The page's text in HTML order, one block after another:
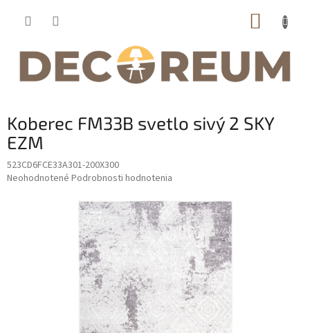
Koberec FM33B svetlo sivý 2 SKY
EZM
523CD6FCE33A301-200X300
Priemerné
Neohodnotené Podrobnosti hodnotenia